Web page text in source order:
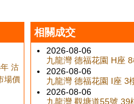
沽
場價
相關成交
2026-08-06
九龍灣 德福花園 H座
2026-08-06
九龍灣 德福花園 I座 3
2026-08-06
九龍灣 觀塘道55號 39